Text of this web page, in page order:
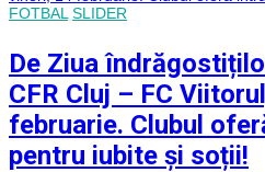
FOTBAL SLIDER
De Ziua
CFR Cluj – FC
februarie. Clubul
pentru iubite și soții!